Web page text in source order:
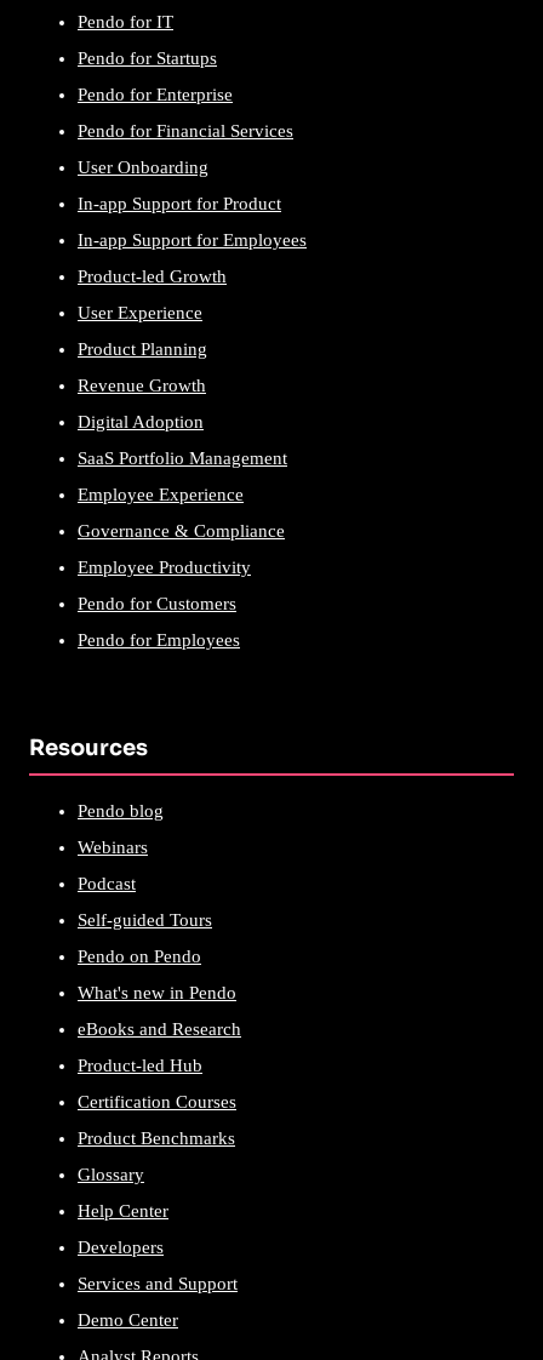
Pendo for IT
Pendo for Startups
Pendo for Enterprise
Pendo for Financial Services
User Onboarding
In-app Support for Product
In-app Support for Employees
Product-led Growth
User Experience
Product Planning
Revenue Growth
Digital Adoption
SaaS Portfolio Management
Employee Experience
Governance & Compliance
Employee Productivity
Pendo for Customers
Pendo for Employees
Resources
Pendo blog
Webinars
Podcast
Self-guided Tours
Pendo on Pendo
What's new in Pendo
eBooks and Research
Product-led Hub
Certification Courses
Product Benchmarks
Glossary
Help Center
Developers
Services and Support
Demo Center